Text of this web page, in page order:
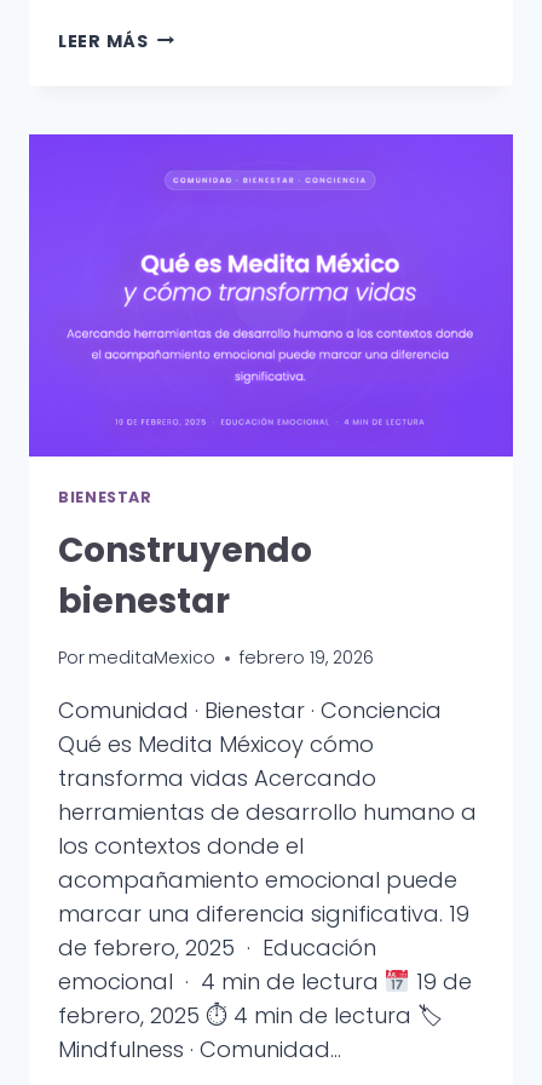
LEER MÁSEVENTO:
BIENESTAR
Construyendo
bienestar
Por meditaMexico febrero 19, 2026
Comunidad · Bienestar · Conciencia
Qué es Medita Méxicoy cómo
transforma vidas Acercando
herramientas de desarrollo humano a
los contextos donde el
acompañamiento emocional puede
marcar una diferencia significativa. 19
de febrero, 2025 · Educación
emocional · 4 min de lectura
19 de
febrero, 2025 ⏱ 4 min de lectura 🏷
Mindfulness · Comunidad…